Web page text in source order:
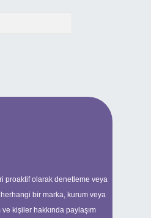
proaktif olarak denetleme veya
bir marka, kurum veya
kişiler hakkında paylaşım